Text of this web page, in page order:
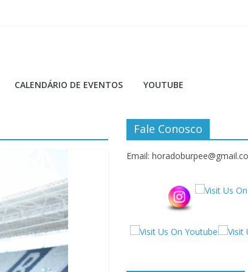
CALENDÁRIO DE EVENTOS YOUTUBE
Fale Conosco
Email: